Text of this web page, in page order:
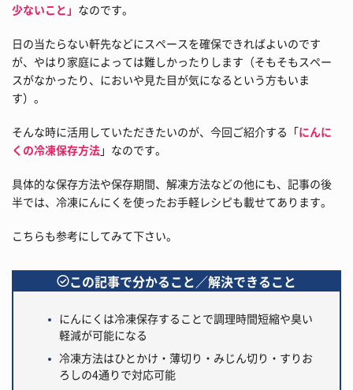
少ないこと」 なのです。
日の当たらない軒先などにスペースを確保できればよいのです
が、やはり家庭によっては難しかったりします（そもそもスペー
スがなかったり、においや見た目が気になるという方もいま
す）。
そんな時に活用していただきたいのが、今回ご紹介する「にんに
くの冷凍保存方法」なのです。
具体的な保存方法や保存期間、解凍方法などの他にも、記事の後
半では、冷凍にんにくを使ったお手軽レシピも載せてあります。
こちらも参考にしてみて下さい。
この記事で分かること／解決できること
にんにくは冷凍保存することで調理時間短縮や臭い
軽減が可能になる
冷凍方法はひとかけ・薄切り・みじん切り・すりお
ろしの4通りで対応可能